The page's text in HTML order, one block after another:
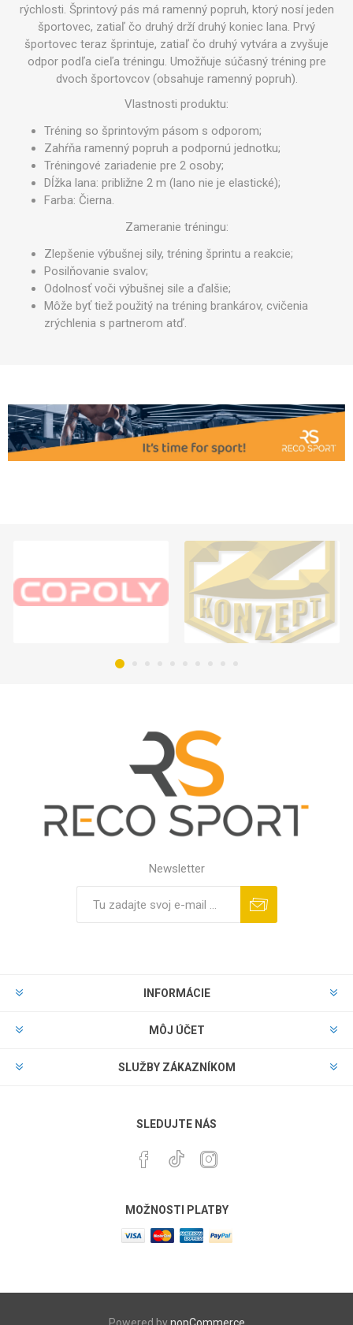
rýchlosti. Šprintový pás má ramenný popruh, ktorý nosí jeden
športovec, zatiaľ čo druhý drží druhý koniec lana. Prvý
športovec teraz šprintuje, zatiaľ čo druhý vytvára a zvyšuje
odpor podľa cieľa tréningu. Umožňuje súčasný tréning pre
dvoch športovcov (obsahuje ramenný popruh).
Vlastnosti produktu:
Tréning so šprintovým pásom s odporom;
Zahŕňa ramenný popruh a podpornú jednotku;
Tréningové zariadenie pre 2 osoby;
Dĺžka lana: približne 2 m (lano nie je elastické);
Farba: Čierna.
Zameranie tréningu:
Zlepšenie výbušnej sily, tréning šprintu a reakcie;
Posilňovanie svalov;
Odolnosť voči výbušnej sile a ďalšie;
Môže byť tiež použitý na tréning brankárov, cvičenia
zrýchlenia s partnerom atď.
Newsletter
INFORMÁCIE
MÔJ ÚČET
SLUŽBY ZÁKAZNÍKOM
SLEDUJTE NÁS
MOŽNOSTI PLATBY
Powered bynopCommerce